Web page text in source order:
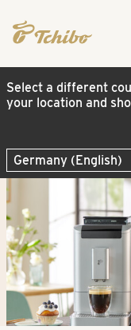
Select a different
your location and